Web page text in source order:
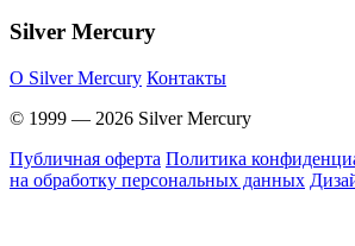
Silver Mercury
O Silver Mercury Контакты
© 1999 — 2026 Silver Mercury
Публичная оферта Политика
на обработку персональных данных